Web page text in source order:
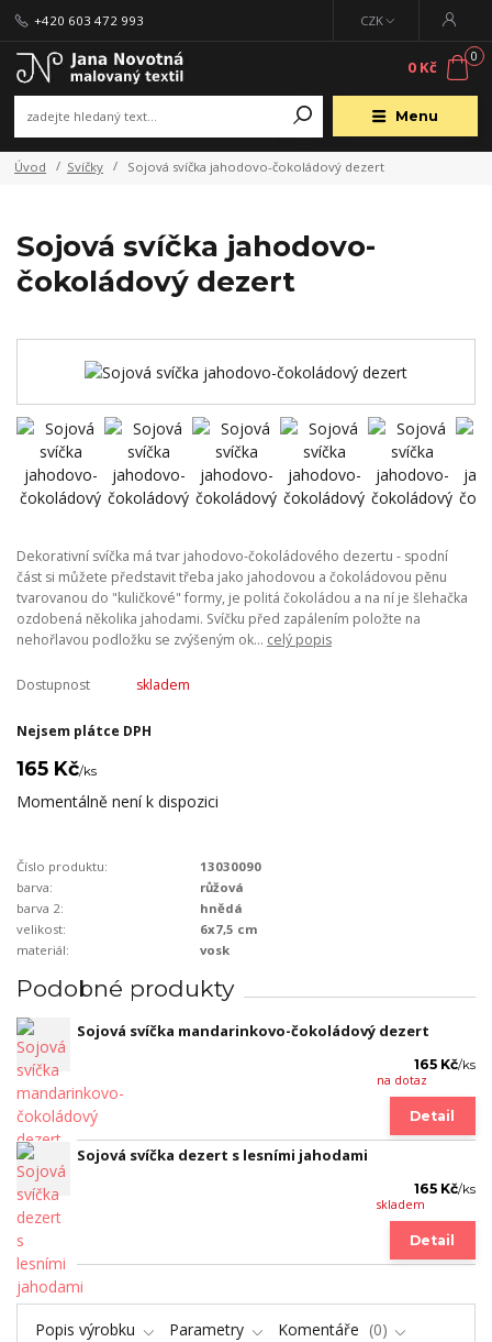
Menu
CZK
+420 603 472 993
0
0 Kč
Úvod Svíčky Sojová svíčka jahodovo-čokoládový dezert
Sojová svíčka jahodovo-
čokoládový dezert
Dekorativní svíčka má tvar jahodovo-čokoládového dezertu - spodní
část si můžete představit třeba jako jahodovou a čokoládovou pěnu
tvarovanou do "kuličkové" formy, je politá čokoládou a na ní je šlehačka
ozdobená několika jahodami. Svíčku před zapálením položte na
nehořlavou podložku se zvýšeným ok... celý popis
Dostupnost skladem
Nejsem plátce DPH
165 Kč/ks
Momentálně není k dispozici
Číslo produktu:
13030090
barva:
růžová
barva 2:
hnědá
velikost:
6x7,5 cm
materiál:
vosk
Podobné produkty
Sojová svíčka mandarinkovo-čokoládový dezert
165 Kč/ks
na dotaz
Detail
Sojová svíčka dezert s lesními jahodami
165 Kč/ks
skladem
Detail
Popis výrobku Parametry Komentáře 0